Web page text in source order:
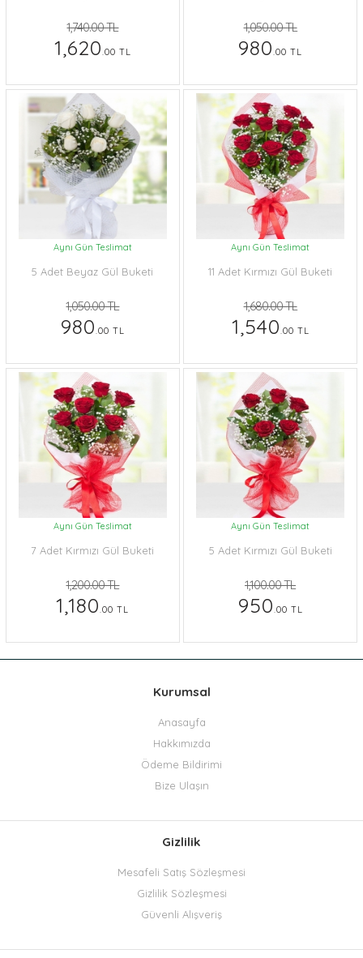
1,740.00 TL
1,620.00 TL
1,050.00 TL
980.00 TL
Aynı Gün Teslimat
5 Adet Beyaz Gül Buketi
1,050.00 TL
980.00 TL
Aynı Gün Teslimat
11 Adet Kırmızı Gül Buketi
1,680.00 TL
1,540.00 TL
Aynı Gün Teslimat
7 Adet Kırmızı Gül Buketi
1,200.00 TL
1,180.00 TL
Aynı Gün Teslimat
5 Adet Kırmızı Gül Buketi
1,100.00 TL
950.00 TL
Kurumsal
Anasayfa
Hakkımızda
Ödeme Bildirimi
Bize Ulaşın
Gizlilik
Mesafeli Satış Sözleşmesi
Gizlilik Sözleşmesi
Güvenli Alışveriş